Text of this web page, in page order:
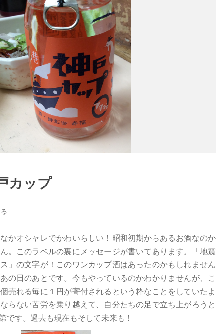
カップ
かオシャレでかわいらしい！昭和初期からあるお酒なのか
。このラベルの裏にメッセージが書いてあります。「地震
」の文字が！このワンカップ酒はあったのかもしれません
の日のあとです。今もやっているのかわかりませんが、こ
売れる毎に１円が寄付されるという粋なことをしていたよ
らない苦労を乗り越えて、自分たちの足で立ち上がろうと
です。過去も現在もそして未来も！